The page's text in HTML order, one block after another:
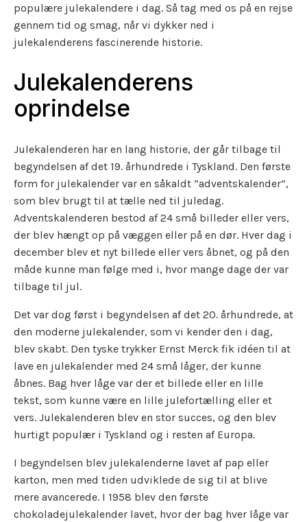
populære julekalendere i dag. Så tag med os på en rejse
gennem tid og smag, når vi dykker ned i
julekalenderens fascinerende historie.
Julekalenderens
oprindelse
Julekalenderen har en lang historie, der går tilbage til
begyndelsen af det 19. århundrede i Tyskland. Den første
form for julekalender var en såkaldt “adventskalender”,
som blev brugt til at tælle ned til juledag.
Adventskalenderen bestod af 24 små billeder eller vers,
der blev hængt op på væggen eller på en dør. Hver dag i
december blev et nyt billede eller vers åbnet, og på den
måde kunne man følge med i, hvor mange dage der var
tilbage til jul.
Det var dog først i begyndelsen af det 20. århundrede, at
den moderne julekalender, som vi kender den i dag,
blev skabt. Den tyske trykker Ernst Merck fik idéen til at
lave en julekalender med 24 små låger, der kunne
åbnes. Bag hver låge var der et billede eller en lille
tekst, som kunne være en lille julefortælling eller et
vers. Julekalenderen blev en stor succes, og den blev
hurtigt populær i Tyskland og i resten af Europa.
I begyndelsen blev julekalenderne lavet af pap eller
karton, men med tiden udviklede de sig til at blive
mere avancerede. I 1958 blev den første
chokoladejulekalender lavet, hvor der bag hver låge var